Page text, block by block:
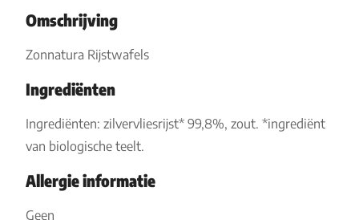
Omschrijving
Zonnatura Rijstwafels
Ingrediënten
Ingrediënten: zilvervliesrijst* 99,8%, zout. *ingrediënt
van biologische teelt.
Allergie informatie
Geen